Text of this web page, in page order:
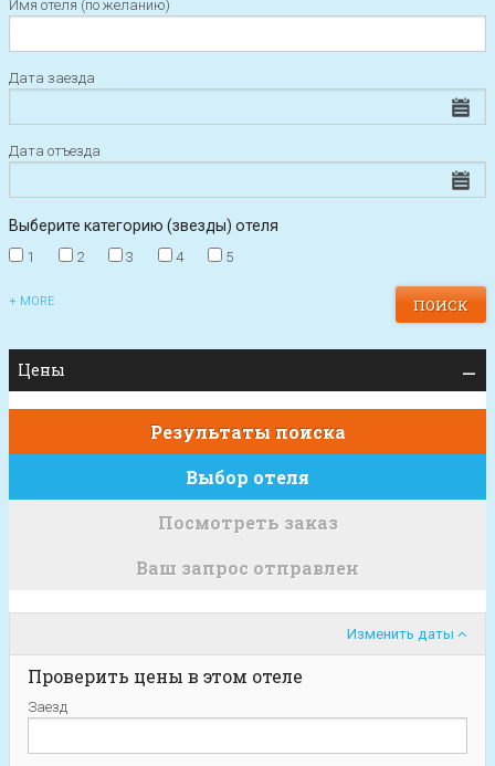
Имя отеля (по желанию)
Дата заезда
Дата отъезда
Выберите категорию (звезды) отеля
1 2 3 4 5
+ MORE
Цены
Результаты поиска
Выбор отеля
Посмотреть заказ
Ваш запрос отправлен
Изменить даты
Проверить цены в этом отеле
Заезд